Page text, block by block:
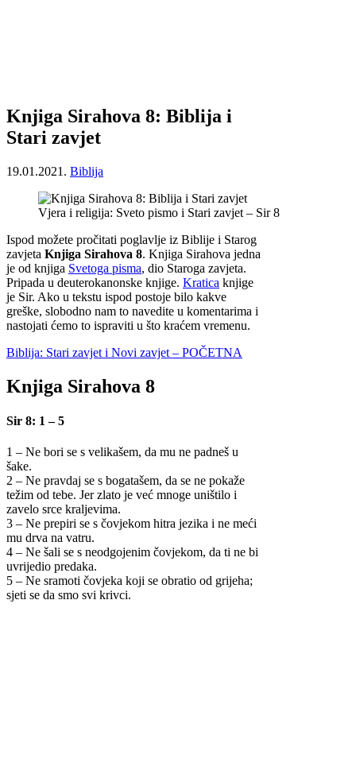
Knjiga Sirahova 8: Biblija i
Stari zavjet
19.01.2021. Biblija
Vjera i religija: Sveto pismo i Stari zavjet – Sir 8
Ispod možete pročitati poglavlje iz Biblije i Starog
zavjeta Knjiga Sirahova 8. Knjiga Sirahova jedna
je od knjiga Svetoga pisma, dio Staroga zavjeta.
Pripada u deuterokanonske knjige. Kratica knjige
je Sir. Ako u tekstu ispod postoje bilo kakve
greške, slobodno nam to navedite u komentarima i
nastojati ćemo to ispraviti u što kraćem vremenu.
Biblija: Stari zavjet i Novi zavjet – POČETNA
Knjiga Sirahova 8
Sir 8: 1 – 5
1 – Ne bori se s velikašem, da mu ne padneš u
šake.
2 – Ne pravdaj se s bogatašem, da se ne pokaže
težim od tebe. Jer zlato je već mnoge uništilo i
zavelo srce kraljevima.
3 – Ne prepiri se s čovjekom hitra jezika i ne meći
mu drva na vatru.
4 – Ne šali se s neodgojenim čovjekom, da ti ne bi
uvrijedio predaka.
5 – Ne sramoti čovjeka koji se obratio od grijeha;
sjeti se da smo svi krivci.